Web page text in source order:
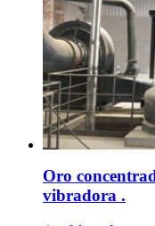
Oro
vibradora .